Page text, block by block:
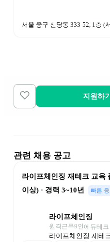
서울 중구 신당동 333-52, 1층 (
지원하
관련 채용 공고
라이프체인징 재테크 교육
이상) · 경력 3~10년
빠른
라이프체인징
원격근무9인 에듀테
라이프체인징 재테